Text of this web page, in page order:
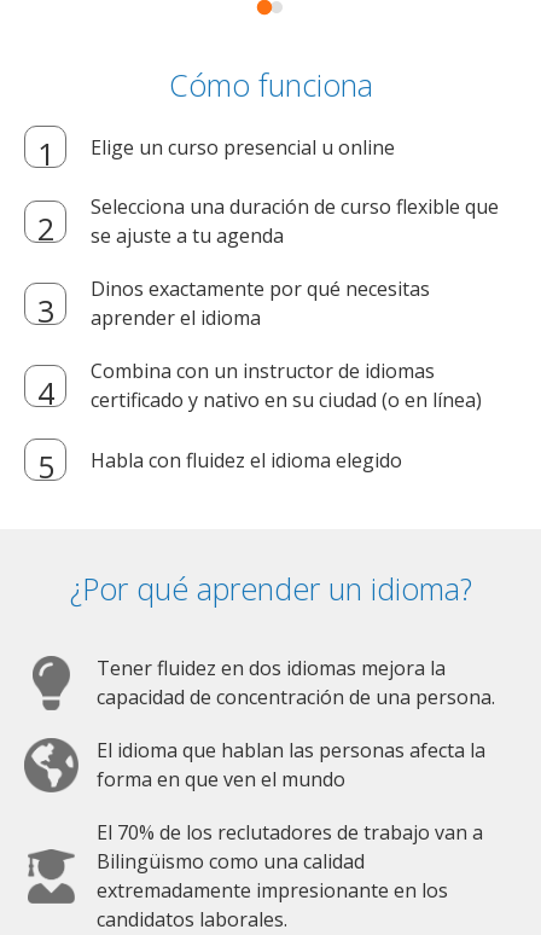
Cómo funciona
Elige un curso presencial u online
Selecciona una duración de curso flexible que
se ajuste a tu agenda
Dinos exactamente por qué necesitas
aprender el idioma
Combina con un instructor de idiomas
certificado y nativo en su ciudad (o en línea)
Habla con fluidez el idioma elegido
¿Por qué aprender un idioma?
Tener fluidez en dos idiomas mejora la
capacidad de concentración de una persona.
El idioma que hablan las personas afecta la
forma en que ven el mundo
El 70% de los reclutadores de trabajo van a
Bilingüismo como una calidad
extremadamente impresionante en los
candidatos laborales.